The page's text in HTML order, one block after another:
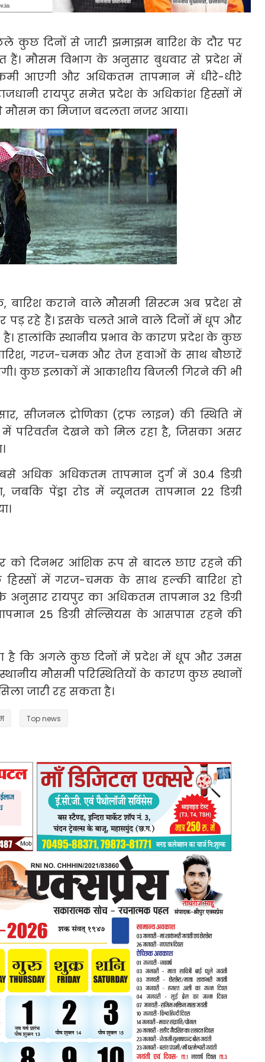
कुछ दिनों से जारी झमाझम बारिश के दौर पर
मौसम विभाग के अनुसार बुधवार से प्रदेश में
कमी आएगी और अधिकतम तापमान में धीरे-धीरे
रायपुर समेत प्रदेश के अधिकांश हिस्सों में
का मिजाज बदलता नजर आया।
बारिश कराने वाले मौसमी सिस्टम अब प्रदेश से
रहे हैं। इसके चलते आने वाले दिनों में धूप और
हालांकि स्थानीय प्रभाव के कारण प्रदेश के कुछ
गरज-चमक और तेज हवाओं के साथ बौछारें
कुछ इलाकों में आकाशीय बिजली गिरने की भी
सीजनल द्रोणिका (ट्रफ लाइन) की स्थिति में
परिवर्तन देखने को मिल रहा है, जिसका असर
अधिक अधिकतम तापमान दुर्ग में 30.4 डिग्री
जबकि पेंड्रा रोड में न्यूनतम तापमान 22 डिग्री
को दिनभर आंशिक रूप से बादल छाए रहने की
में गरज-चमक के साथ हल्की बारिश हो
रायपुर का अधिकतम तापमान 32 डिग्री
25 डिग्री सेल्सियस के आसपास रहने की
है कि अगले कुछ दिनों में प्रदेश में धूप और उमस
मौसमी परिस्थितियों के कारण कुछ स्थानों
जारी रह सकता है।
Top news